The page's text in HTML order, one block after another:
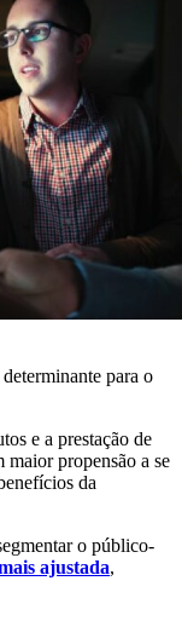
para o
e a prestação de
maior propensão a se
da
o público-
ajustada,